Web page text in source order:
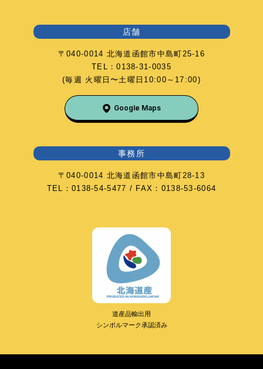
店舗
〒040-0014 北海道函館市中島町25-16
TEL：0138-31-0035
(毎週 火曜日〜土曜日10:00～17:00)
Google Maps
事務所
〒040-0014 北海道函館市中島町28-13
TEL：0138-54-5477 / FAX：0138-53-6064
道産品輸出用
シンボルマーク承認済み